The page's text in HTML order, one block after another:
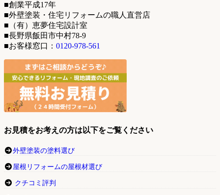
■創業平成17年
■外壁塗装・住宅リフォームの職人直営店
■（有）恵夢住宅設計室
■長野県飯田市中村78-9
■お客様窓口： 0120-978-561
お見積をお考えの方は以下をご覧ください
外壁塗装の塗料選び
屋根リフォームの屋根材選び
クチコミ評判